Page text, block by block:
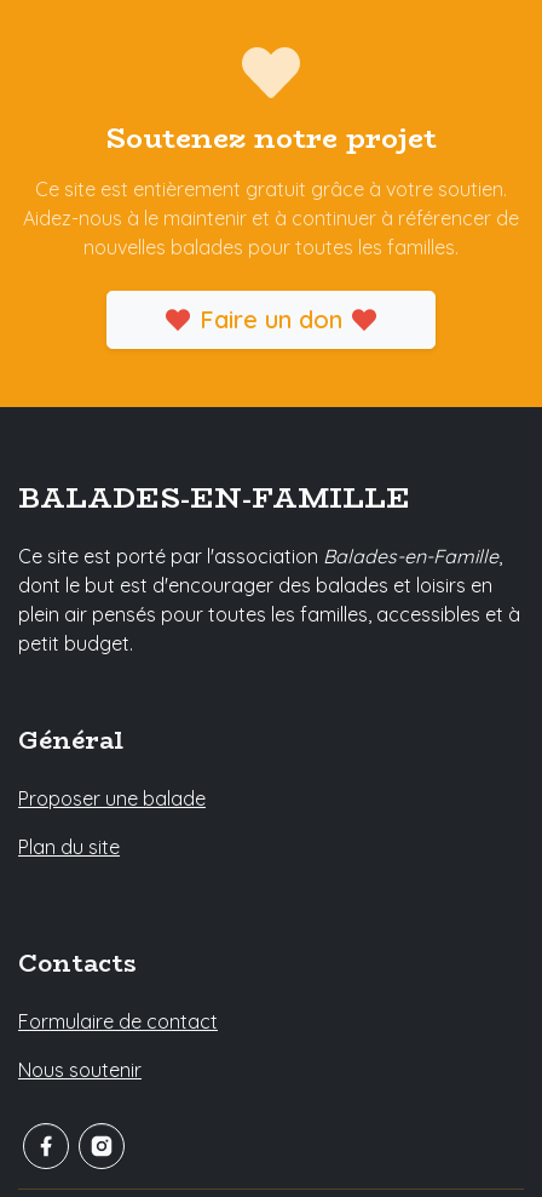
Soutenez notre projet
Ce site est entièrement gratuit grâce à votre soutien.
Aidez-nous à le maintenir et à continuer à référencer de
nouvelles balades pour toutes les familles.
Faire un don
BALADES-EN-FAMILLE
Ce site est porté par l'association Balades-en-Famille,
dont le but est d'encourager des balades et loisirs en
plein air pensés pour toutes les familles, accessibles et à
petit budget.
Général
Proposer une balade
Plan du site
Contacts
Formulaire de contact
Nous soutenir